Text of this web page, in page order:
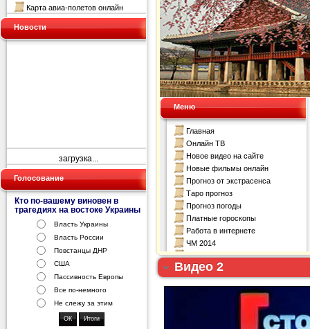
Карта авиа-полетов онлайн
Новости
загрузка...
Голосование
Кто по-вашему виновен в
трагедиях на востоке Украины
Власть Украины
Власть России
Повстанцы ДНР
США
Пассивность Европы
Все по-немного
Не слежу за этим
Видео 2